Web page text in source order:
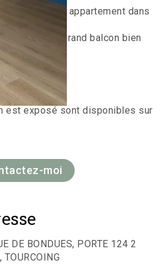
Très bel appartement dans
sur un grand balcon bien
de bains.
est exposé sont disponibles sur
moi
DE BONDUES, PORTE 124 2
TOURCOING